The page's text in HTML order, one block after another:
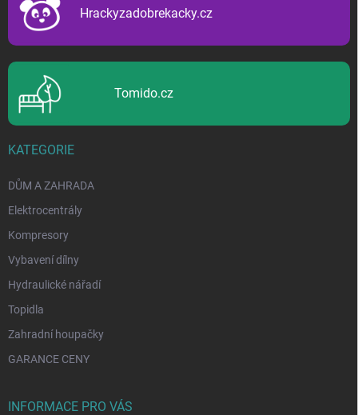
Hrackyzadobrekacky.cz
Tomido.cz
KATEGORIE
DŮM A ZAHRADA
Elektrocentrály
Kompresory
Vybavení dílny
Hydraulické nářadí
Topidla
Zahradní houpačky
GARANCE CENY
INFORMACE PRO VÁS